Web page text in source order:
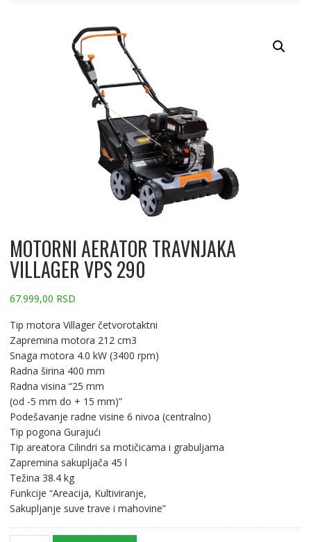
MOTORNI AERATOR TRAVNJAKA
VILLAGER VPS 290
67.999,00 RSD
Tip motora Villager četvorotaktni
Zapremina motora 212 cm3
Snaga motora 4.0 kW (3400 rpm)
Radna širina 400 mm
Radna visina “25 mm
(od -5 mm do + 15 mm)”
Podešavanje radne visine 6 nivoa (centralno)
Tip pogona Gurajući
Tip areatora Cilindri sa motičicama i grabuljama
Zapremina sakupljača 45 l
Težina 38.4 kg
Funkcije “Areacija, Kultiviranje,
Sakupljanje suve trave i mahovine”